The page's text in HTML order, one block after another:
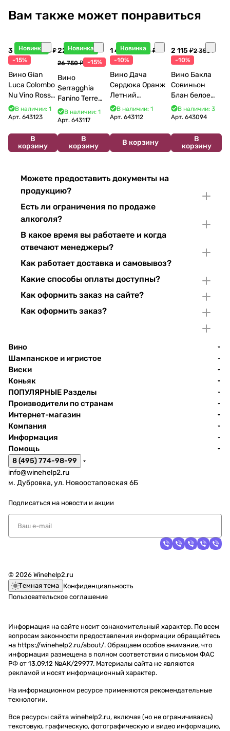
Вам также может понравиться
Новинка
3 998 ₽4 704 ₽
-15%
Вино Gian
Luca Colombo
Nu Vino Rosso
2025 750 мл
В наличии: 1
Арт. 643123
В
корзину
Новинка
22 738 ₽
26 750 ₽ -15%
Вино
Serragghia
Fanino Terre
Siciliane IGP
2022 750 мл
В наличии: 1
Арт.643117
В
корзину
Новинка
1 440 ₽1 600 ₽
-10%
Вино Дача
Сердюка Оранж
Летний
Сибирьковый
2024 750 мл
В наличии: 1
Арт. 643112
В корзину
2 115 ₽2 350 ₽
-10%
Вино Бакла
Совиньон
Блан белое
сухое 750 мл
12%
В наличии: 3
Арт.643094
В
корзину
Можете предоставить документы на
продукцию?
Есть ли ограничения по продаже
алкоголя?
В какое время вы работаете и когда
отвечают менеджеры?
Как работает доставка и самовывоз?
Какие способы оплаты доступны?
Как оформить заказ на сайте?
Как оформить заказ?
Вино
Шампанское и игристое
Виски
Коньяк
ПОПУЛЯРНЫЕ Разделы
Производители по странам
Интернет-магазин
Компания
Информация
Помощь
8 (495) 774-98-99
info@winehelp2.ru
м. Дубровка, ул. Новоостаповская 6Б
Подписаться на новости и акции
© 2026 Winehelp2.ru
Темная тема Конфиденциальность
Пользовательское соглашение
Информация на сайте носит ознакомительный характер. По всем
вопросам законности предоставления информации обращайтесь
на https://winehelp2.ru/about/. Обращаем особое внимание, что
информация размещена в полном соответствии с письмом ФАС
РФ от 13.09.12 №АК/29977. Материалы сайта не являются
рекламой и носят информационный характер.
На информационном ресурсе применяются рекомендательные
технологии.
Все ресурсы сайта winehelp2.ru, включая (но не ограничиваясь)
текстовую, графическую, фотографическую и видео информацию,